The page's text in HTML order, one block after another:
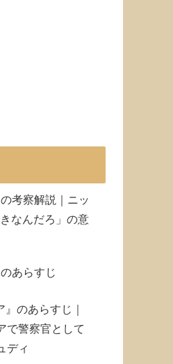
考察解説｜ニッ
なんだろ」の意
あらすじ
』のあらすじ｜
で警察官として
ディ